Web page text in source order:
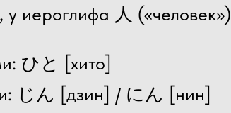
иероглифа 人
ひと [хито]
じん [дзин] / にん [нин]